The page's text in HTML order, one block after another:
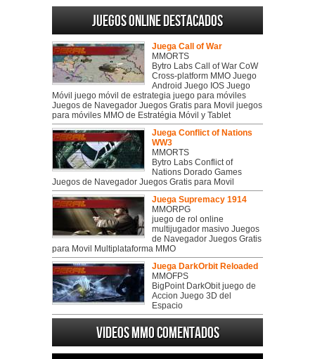
Juegos online destacados
Juega Call of War
MMORTS
Bytro Labs Call of War CoW
Cross-platform MMO Juego
Android Juego IOS Juego
Móvil juego móvil de estrategia juego para móviles
Juegos de Navegador Juegos Gratis para Movil juegos
para móviles MMO de Estratégia Móvil y Tablet
Juega Conflict of Nations
WW3
MMORTS
Bytro Labs Conflict of
Nations Dorado Games
Juegos de Navegador Juegos Gratis para Movil
Juega Supremacy 1914
MMORPG
juego de rol online
multijugador masivo Juegos
de Navegador Juegos Gratis
para Movil Multiplataforma MMO
Juega DarkOrbit Reloaded
MMOFPS
BigPoint DarkObit juego de
Accion Juego 3D del
Espacio
Videos MMO Comentados